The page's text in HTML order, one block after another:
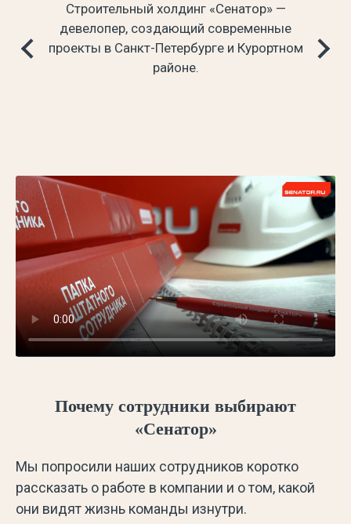
Строительный холдинг «Сенатор» —
девелопер, создающий современные
проекты в Санкт-Петербурге и Курортном
районе.
Почему сотрудники выбирают
«Сенатор»
Мы попросили наших сотрудников коротко
рассказать о работе в компании и о том, какой
они видят жизнь команды изнутри.